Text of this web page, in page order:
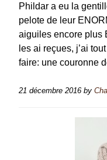
Phildar a eu la
pelote de leur
aiguiles encore plus
les ai reçues, j’ai
faire: une couronne
21 décembre 2016 by